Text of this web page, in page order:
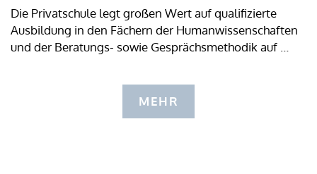
Die Privatschule legt großen Wert auf qualifizierte
Ausbildung in den Fächern der Humanwissenschaften
und der Beratungs- sowie Gesprächsmethodik auf …
MEHR